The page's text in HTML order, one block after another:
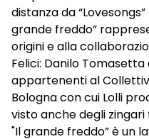
distanza da
grande freddo”
origini e alla
Felici: Danilo
appartenenti al
Bologna con cui Lolli
visto anche degli zingari
"Il grande freddo” è un